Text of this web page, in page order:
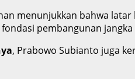
menunjukkan bahwa
pembangunan jangka
, Prabowo Subianto juga